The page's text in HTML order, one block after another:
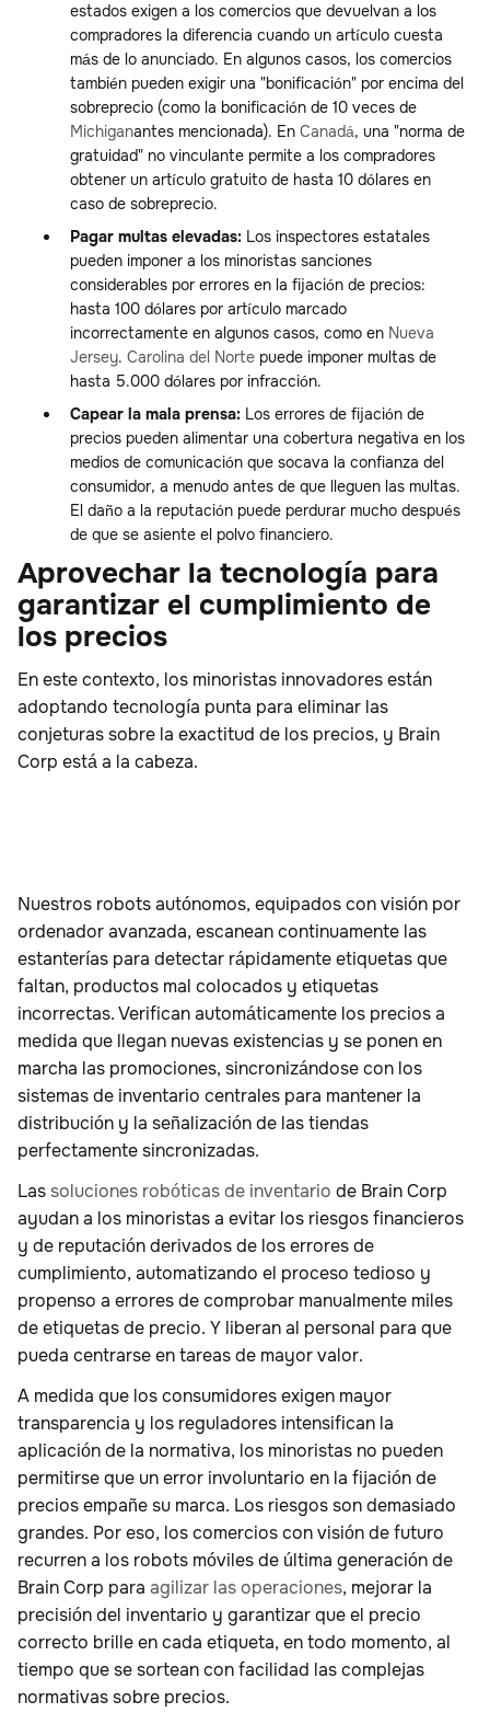
estados exigen a los comercios que devuelvan a los
compradores la diferencia cuando un artículo cuesta
más de lo anunciado. En algunos casos, los comercios
también pueden exigir una "bonificación" por encima del
sobreprecio (como la bonificación de 10 veces de
Michiganantes mencionada). En Canadá, una "norma de
gratuidad" no vinculante permite a los compradores
obtener un artículo gratuito de hasta 10 dólares en
caso de sobreprecio.
Pagar multas elevadas: Los inspectores estatales
pueden imponer a los minoristas sanciones
considerables por errores en la fijación de precios:
hasta 100 dólares por artículo marcado
incorrectamente en algunos casos, como en Nueva
Jersey. Carolina del Norte puede imponer multas de
hasta 5.000 dólares por infracción.
Capear la mala prensa: Los errores de fijación de
precios pueden alimentar una cobertura negativa en los
medios de comunicación que socava la confianza del
consumidor, a menudo antes de que lleguen las multas.
El daño a la reputación puede perdurar mucho después
de que se asiente el polvo financiero.
Aprovechar la tecnología para
garantizar el cumplimiento de
los precios
En este contexto, los minoristas innovadores están
adoptando tecnología punta para eliminar las
conjeturas sobre la exactitud de los precios, y Brain
Corp está a la cabeza.
Nuestros robots autónomos, equipados con visión por
ordenador avanzada, escanean continuamente las
estanterías para detectar rápidamente etiquetas que
faltan, productos mal colocados y etiquetas
incorrectas. Verifican automáticamente los precios a
medida que llegan nuevas existencias y se ponen en
marcha las promociones, sincronizándose con los
sistemas de inventario centrales para mantener la
distribución y la señalización de las tiendas
perfectamente sincronizadas.
Las soluciones robóticas de inventario de Brain Corp
ayudan a los minoristas a evitar los riesgos financieros
y de reputación derivados de los errores de
cumplimiento, automatizando el proceso tedioso y
propenso a errores de comprobar manualmente miles
de etiquetas de precio. Y liberan al personal para que
pueda centrarse en tareas de mayor valor.
A medida que los consumidores exigen mayor
transparencia y los reguladores intensifican la
aplicación de la normativa, los minoristas no pueden
permitirse que un error involuntario en la fijación de
precios empañe su marca. Los riesgos son demasiado
grandes. Por eso, los comercios con visión de futuro
recurren a los robots móviles de última generación de
Brain Corp para agilizar las operaciones, mejorar la
precisión del inventario y garantizar que el precio
correcto brille en cada etiqueta, en todo momento, al
tiempo que se sortean con facilidad las complejas
normativas sobre precios.